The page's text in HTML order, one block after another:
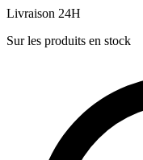
Livraison 24H
Sur les produits en stock